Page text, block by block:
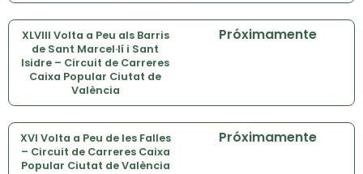
XLVIII Volta a Peu als Barris
de Sant Marcel·lí i Sant
Isidre – Circuit de Carreres
Caixa Popular Ciutat de
València
Próximamente
XVI Volta a Peu de les Falles
– Circuit de Carreres Caixa
Popular Ciutat de València
Próximamente